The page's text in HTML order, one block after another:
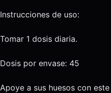
Instrucciones de uso:
Tomar 1 dosis diaria.
Dosis por envase: 45
Apoye a sus huesos con